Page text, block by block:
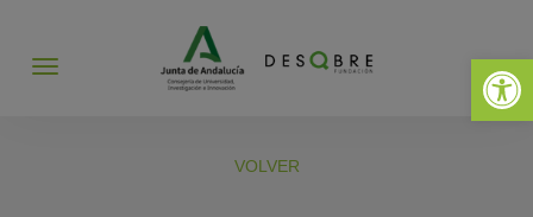
Abrir
Abrir
VOLVER